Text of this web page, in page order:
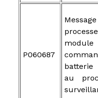
P060687
batterie
au